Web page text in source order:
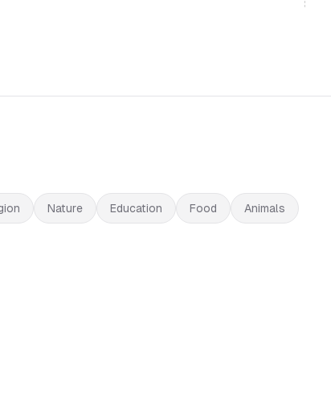
Nature Education Food Animals